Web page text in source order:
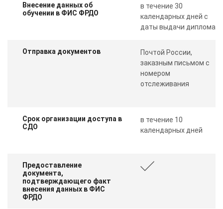
Внесение данных об
обучении в ФИС ФРДО
в течение 30
календарных дней с
даты выдачи диплома
Отправка документов
Почтой России,
заказным письмом с
номером
отслеживания
Срок организации доступа в
СДО
в течение 10
календарных дней
Предоставление
документа,
подтверждающего факт
внесения данных в ФИС
ФРДО